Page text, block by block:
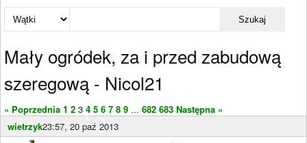
Szukaj
Mały ogródek, za i przed zabudową
szeregową - Nicol21
« Poprzednia 1 2 3 4 5 6 7 8 9 ... 682 683 Następna »
wietrzyk23:57, 20 paź 2013